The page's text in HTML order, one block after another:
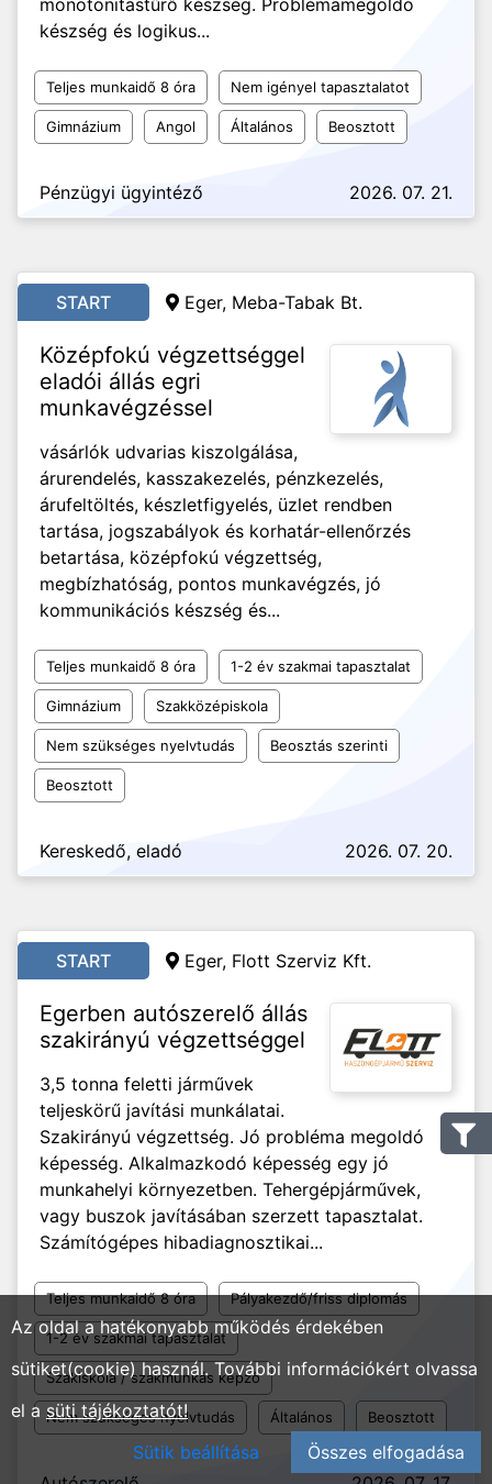
monotonitástűrő készség. Problémamegoldó
készség és logikus...
Teljes munkaidő 8 óra Nem igényel tapasztalatot
Gimnázium Angol Általános Beosztott
Pénzügyi ügyintéző 2026. 07. 21.
START Eger, Meba-Tabak Bt.
Középfokú végzettséggel
eladói állás egri
munkavégzéssel
vásárlók udvarias kiszolgálása,
árurendelés, kasszakezelés, pénzkezelés,
árufeltöltés, készletfigyelés, üzlet rendben
tartása, jogszabályok és korhatár-ellenőrzés
betartása, középfokú végzettség,
megbízhatóság, pontos munkavégzés, jó
kommunikációs készség és...
Teljes munkaidő 8 óra 1-2 év szakmai tapasztalat
Gimnázium Szakközépiskola
Nem szükséges nyelvtudás Beosztás szerinti
Beosztott
Kereskedő, eladó 2026. 07. 20.
START Eger, Flott Szerviz Kft.
Egerben autószerelő állás
szakirányú végzettséggel
3,5 tonna feletti járművek
teljeskörű javítási munkálatai.
Szakirányú végzettség. Jó probléma megoldó
képesség. Alkalmazkodó képesség egy jó
munkahelyi környezetben. Tehergépjárművek,
vagy buszok javításában szerzett tapasztalat.
Számítógépes hibadiagnosztikai...
Teljes munkaidő 8 óra Pályakezdő/friss diplomás
1-2 év szakmai tapasztalat
Szakiskola / szakmunkás képző
Nem szükséges nyelvtudás Általános Beosztott
Az oldal a hatékonyabb működés érdekében
sütiket(cookie) használ. További információkért olvassa
el a süti tájékoztatót!
Sütik beállítása
Összes elfogadása